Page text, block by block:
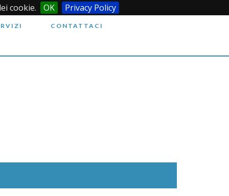
cookie. OK Privacy Policy
CONTATTACI